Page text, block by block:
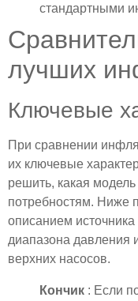
стандартными
лучших
Ключевые
При сравнении
их ключевые
решить, какая
потребностям. Ниже
описанием источника
диапазона давления
верхних насосов.
Кончик : Если